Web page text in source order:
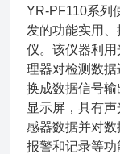
YR-PF110系列
发的功能实用
仪。该仪器利
理器对检测数
换成数据信号
显示屏，具有
感器数据并对数
报警和记录等